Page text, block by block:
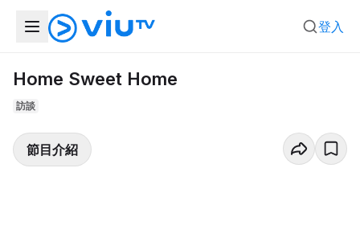
登入
Home Sweet Home
訪談
節目介紹